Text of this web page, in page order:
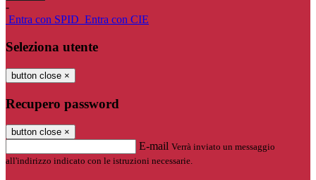
-
Entra con SPID Entra con CIE
Seleziona utente
button close ×
Recupero password
button close ×
E-mail Verrà inviato un messaggio
all'indirizzo indicato con le istruzioni necessarie.